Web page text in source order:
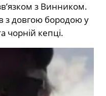
з Винником.
з довгою бородою у
чорній кепці.